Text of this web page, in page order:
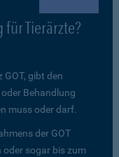
Tierärzte?
gibt den
Behandlung
muss oder darf.
der GOT
oder sogar bis zum